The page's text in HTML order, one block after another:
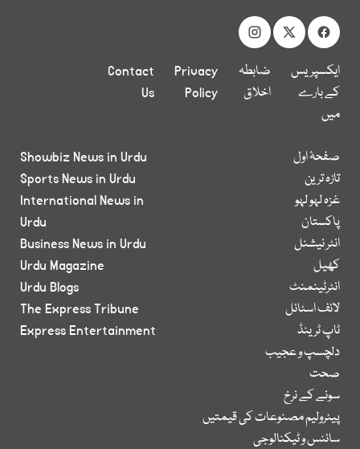
ایکسپریس
کے بارے
میں
ضابطہ
اخلاق
Privacy
Policy
Contact
Us
صفحۂ اول
تازہ ترین
غزہ لہو لہو
پاکستان
انٹر نیشنل
کھیل
انٹرٹینمنٹ
لائف اسٹائل
ٹاپ ٹرینڈ
دلچسپ و عجیب
صحت
سونے کے نرخ
پیٹرولیم مصنوعات کی قیمتیں
سائنس و ٹیکنالوجی
Showbiz News in Urdu
Sports News in Urdu
International News in
Urdu
Business News in Urdu
Urdu Magazine
Urdu Blogs
The Express Tribune
Express Entertainment